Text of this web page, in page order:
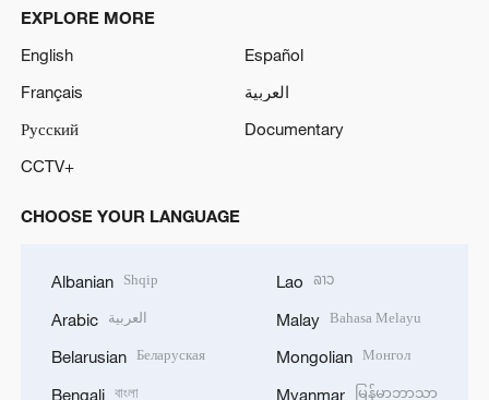
EXPLORE MORE
English
Español
Français
العربية
Русский
Documentary
CCTV+
CHOOSE YOUR LANGUAGE
Albanian Shqip
Arabic العربية
Belarusian Беларуская
Bengali বাংলা
Lao ລາວ
Malay Bahasa Melayu
Mongolian Монгол
Myanmar မြန်မာဘာသာ